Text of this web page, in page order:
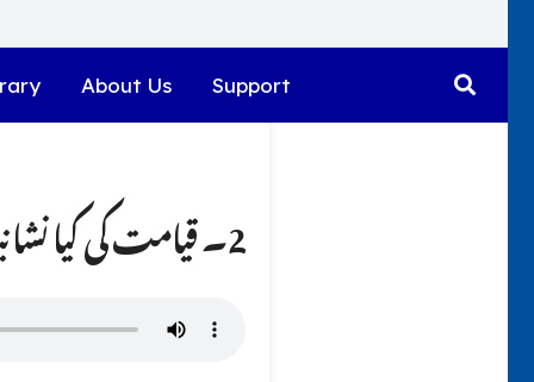
About Us Support
2۔ قیامت کی کیا نشانیاں ہیں؟؟